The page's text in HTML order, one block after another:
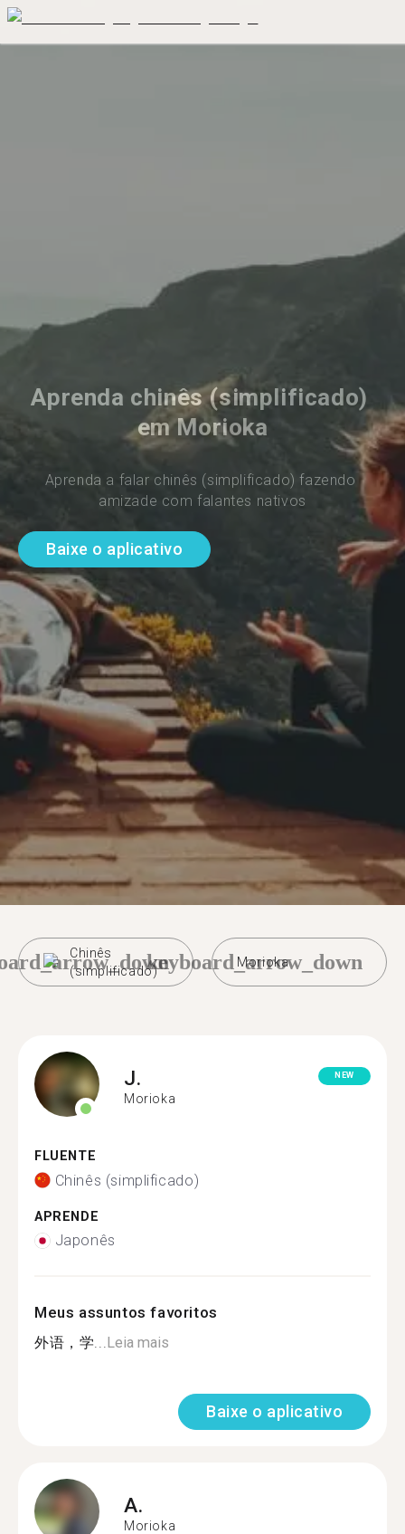
Aprenda chinês (simplificado)
em Morioka
Aprenda a falar chinês (simplificado) fazendo
amizade com falantes nativos
Baixe o aplicativo
Chinês
(simplificado)
Morioka
keyboard_arrow_down
J.
Morioka
NEW
FLUENTE
Chinês (simplificado)
APRENDE
Japonês
Meus assuntos favoritos
外语，学...Leia mais
Baixe o aplicativo
A.
Morioka